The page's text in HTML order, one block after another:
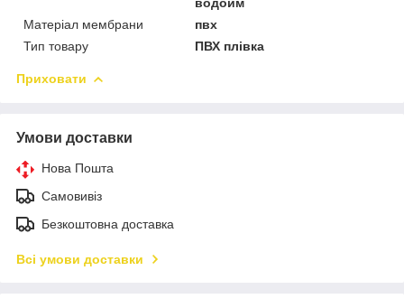
Матеріал мембрани
пвх
Тип товару
ПВХ плівка
Приховати
Умови доставки
Нова Пошта
Самовивіз
Безкоштовна доставка
Всі умови доставки